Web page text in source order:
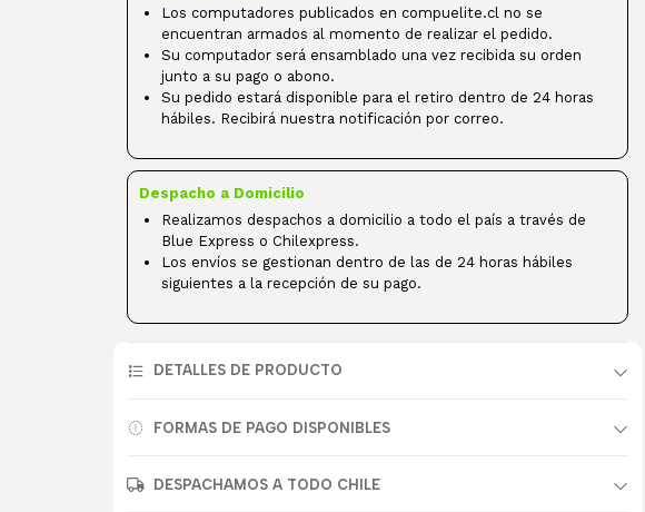
Los computadores publicados en compuelite.cl no se
encuentran armados al momento de realizar el pedido.
Su computador será ensamblado una vez recibida su orden
junto a su pago o abono.
Su pedido estará disponible para el retiro dentro de 24 horas
hábiles. Recibirá nuestra notificación por correo.
Despacho a Domicilio
Realizamos despachos a domicilio a todo el país a través de
Blue Express o Chilexpress.
Los envíos se gestionan dentro de las de 24 horas hábiles
siguientes a la recepción de su pago.
DETALLES DE PRODUCTO
FORMAS DE PAGO DISPONIBLES
DESPACHAMOS A TODO CHILE